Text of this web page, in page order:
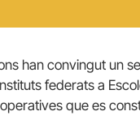
han convingut un
federats a
que es